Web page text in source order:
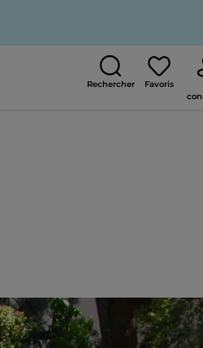
Rechercher Favoris